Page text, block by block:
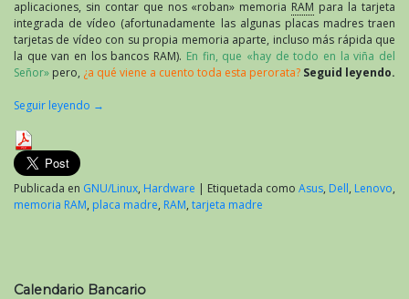
aplicaciones, sin contar que nos «roban» memoria RAM para la tarjeta
integrada de vídeo (afortunadamente las algunas placas madres traen
tarjetas de vídeo con su propia memoria aparte, incluso más rápida que
la que van en los bancos RAM). En fin, que «hay de todo en la viña del
Señor» pero, ¿a qué viene a cuento toda esta perorata? Seguid leyendo.
Seguir leyendo →
Publicada en GNU/Linux, Hardware | Etiquetada como Asus, Dell, Lenovo,
memoria RAM, placa madre, RAM, tarjeta madre
Calendario Bancario